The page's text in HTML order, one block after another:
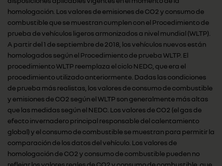
homologación. Los valores de emisiones de CO2 y consumo de
combustible que se muestran cumplen con el Procedimiento de
prueba de vehículos ligeros armonizados a nivel mundial (WLTP).
A partir del 1 de septiembre de 2018, los vehículos nuevos están
homologados según el Procedimiento de prueba WLTP. El
procedimiento WLTP reemplaza el ciclo NEDC, que era el
procedimiento utilizado anteriormente. Dadas las condiciones
de prueba más realistas, los valores de consumo de combustible
y emisiones de CO2 según el WLTP son generalmente más altas
que las medidas según el NEDC. Los valores de CO2 (el gas de
efecto invernadero principal responsable del calentamiento
global) y el consumo de combustible se muestran para permitir la
comparación de los datos del vehículo. Los valores de
homologación de CO2 y consumo de combustible pueden no